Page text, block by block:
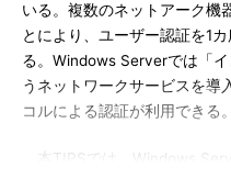
いる。複数のネットアーク機
とにより、ユーザー認証を1
る。Windows Serverでは「
うネットワークサービスを導
コルによる認証が利用できる。
本TIPSでは、Windows